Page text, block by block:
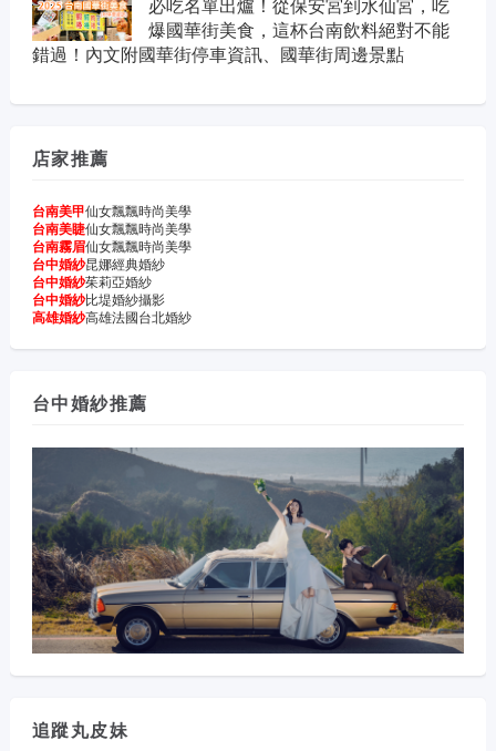
必吃名單出爐！從保安宮到水仙宮，吃
爆國華街美食，這杯台南飲料絕對不能
錯過！內文附國華街停車資訊、國華街周邊景點
店家推薦
台南美甲仙女飄飄時尚美學
台南美睫仙女飄飄時尚美學
台南霧眉仙女飄飄時尚美學
台中婚紗昆娜經典婚紗
台中婚紗茱莉亞婚紗
台中婚紗比堤婚紗攝影
高雄婚紗高雄法國台北婚紗
台中婚紗推薦
追蹤丸皮妹